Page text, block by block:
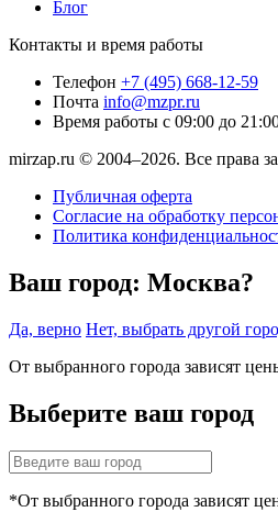
Блог
Контакты и время работы
Телефон +7 (495) 668-12-59
Почта info@mzpr.ru
Время работы с 09:00 до
mirzap.ru © 2004–2026. Все права
Публичная оферта
Согласие на обработку
Политика
Ваш город: Москва?
Да, верно Нет, выбрать другой
От выбранного города зависят
Выберите ваш город
*От выбранного города зависят